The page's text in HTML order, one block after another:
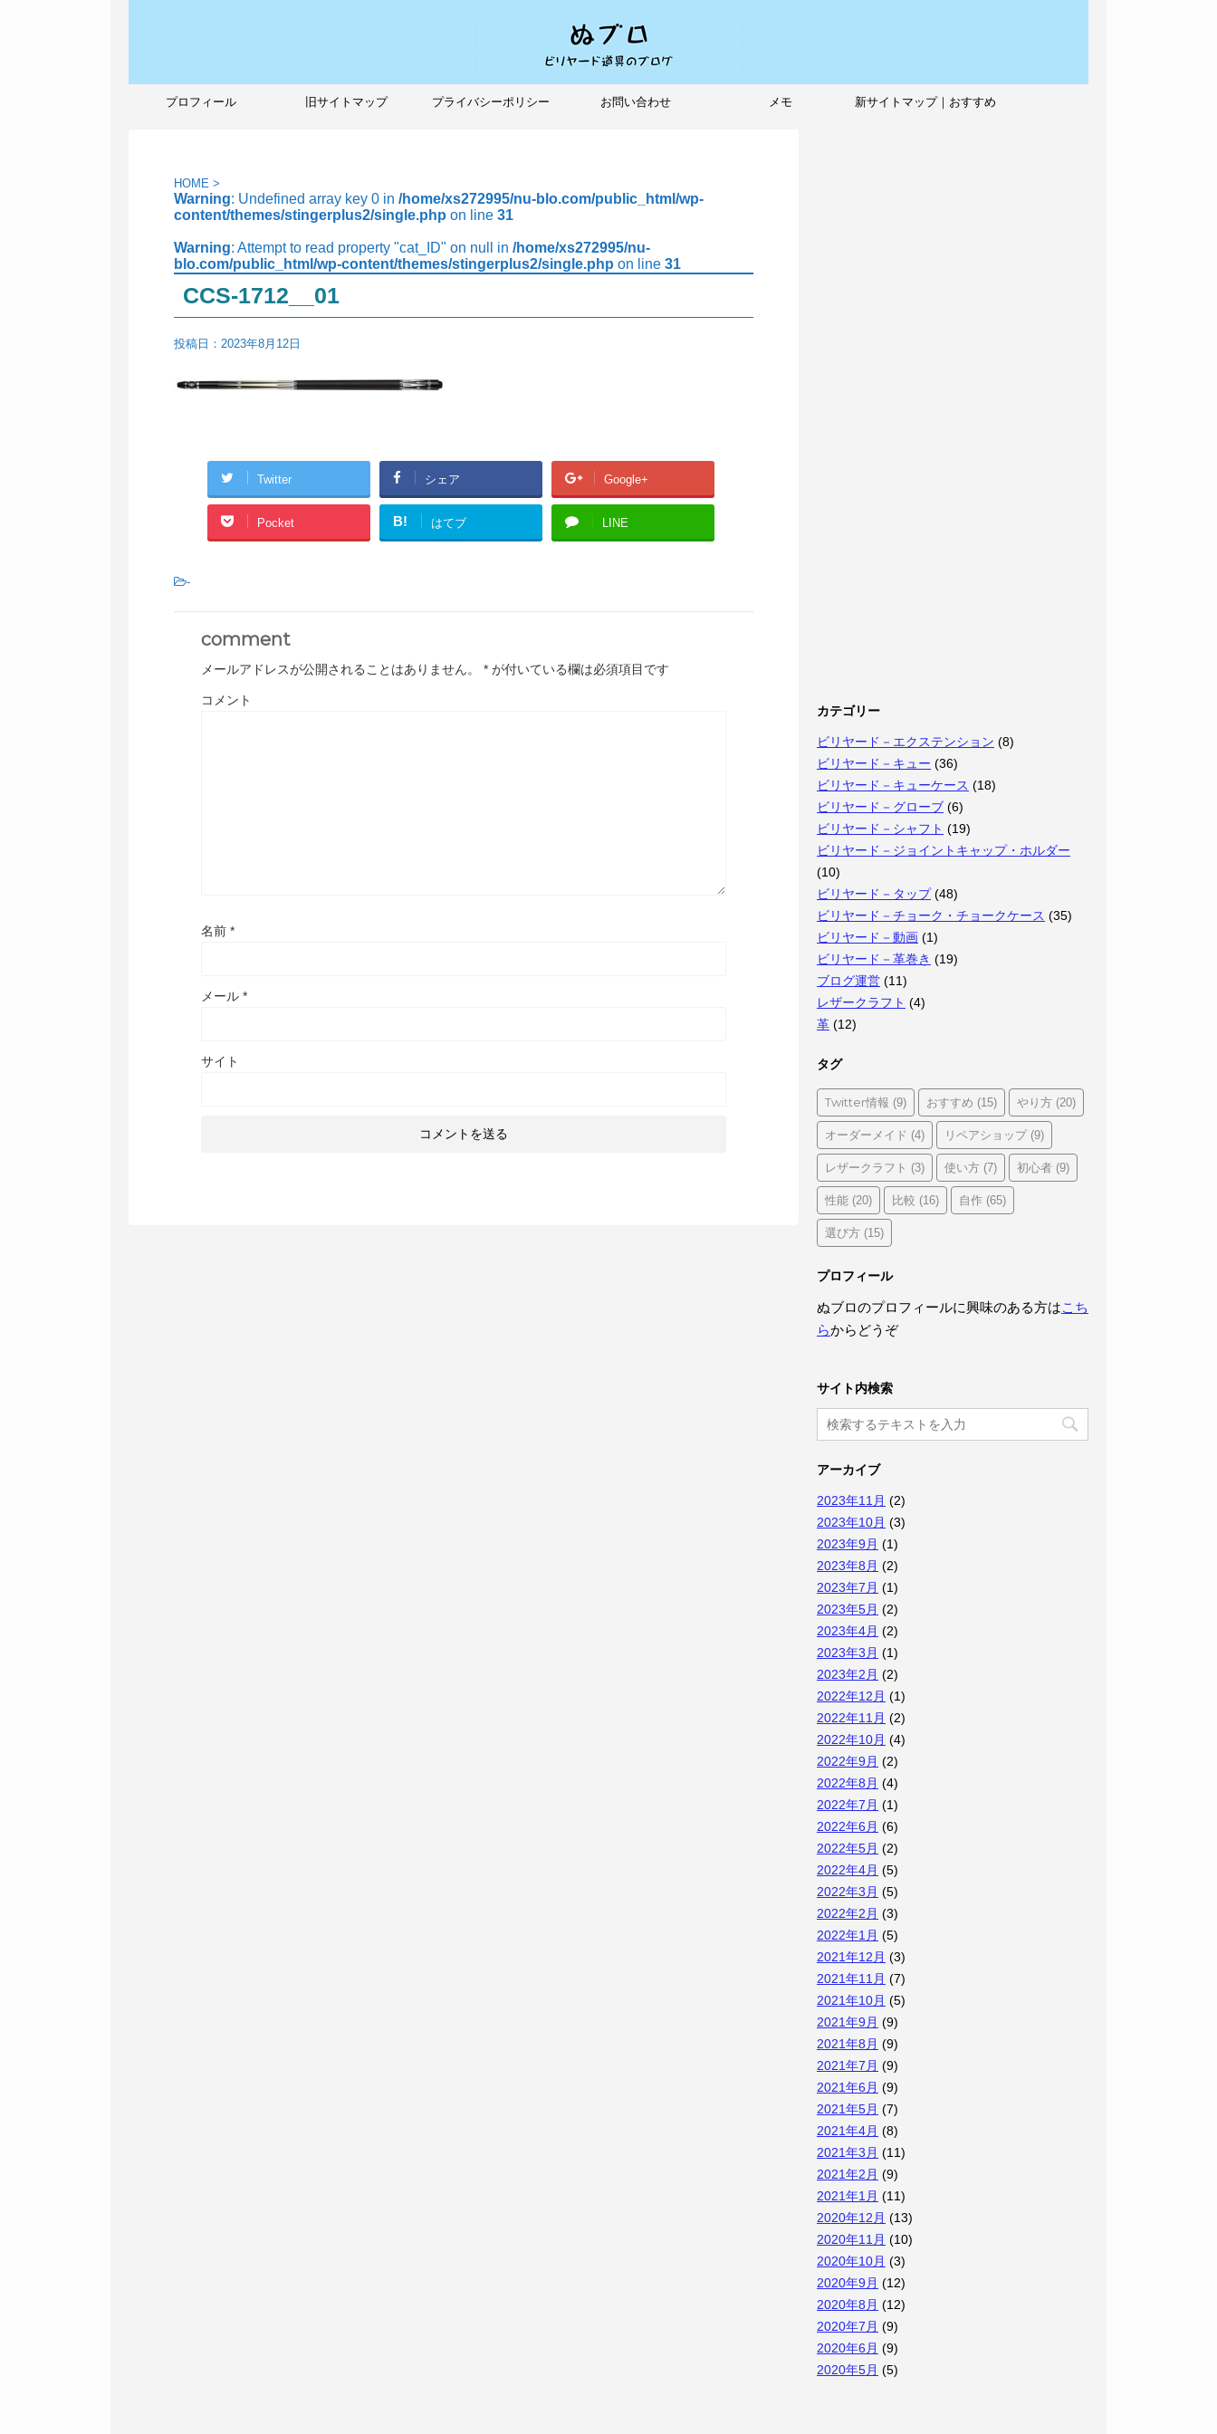
プロフィール 旧サイトマップ プライバシーポリシー お問い合わせ メモ 新サイトマップ｜おすすめ
HOME >
Warning: Undefined array key 0 in /home/xs272995/nu-blo.com/public_html/wp-
content/themes/stingerplus2/single.php on line 31
Warning: Attempt to read property "cat_ID" on null in /home/xs272995/nu-
blo.com/public_html/wp-content/themes/stingerplus2/single.php on line 31
CCS-1712__01
投稿日： 2023年8月12日
Twitter シェア Google+
Pocket B! はてブ LINE
-
comment
メールアドレスが公開されることはありません。 * が付いている欄は必須項目です
コメント
名前 *
メール *
サイト
カテゴリー
ビリヤード－エクステンション (8)
ビリヤード－キュー (36)
ビリヤード－キューケース (18)
ビリヤード－グローブ (6)
ビリヤード－シャフト (19)
ビリヤード－ジョイントキャップ・ホルダー
(10)
ビリヤード－タップ(48)
ビリヤード－チョーク・チョークケース (35)
ビリヤード－動画 (1)
ビリヤード－革巻き (19)
ブログ運営 (11)
レザークラフト (4)
革 (12)
タグ
Twitter情報 (9) おすすめ (15) やり方 (20)
オーダーメイド (4) リペアショップ(9)
レザークラフト (3) 使い方 (7) 初心者 (9)
性能 (20) 比較 (16) 自作 (65)
選び方 (15)
プロフィール
ぬブロのプロフィールに興味のある方はこち
らからどうぞ
サイト内検索
アーカイブ
2023年11月 (2)
2023年10月 (3)
2023年9月 (1)
2023年8月 (2)
2023年7月 (1)
2023年5月 (2)
2023年4月 (2)
2023年3月 (1)
2023年2月 (2)
2022年12月 (1)
2022年11月 (2)
2022年10月 (4)
2022年9月 (2)
2022年8月 (4)
2022年7月 (1)
2022年6月 (6)
2022年5月 (2)
2022年4月 (5)
2022年3月 (5)
2022年2月 (3)
2022年1月 (5)
2021年12月 (3)
2021年11月 (7)
2021年10月 (5)
2021年9月 (9)
2021年8月 (9)
2021年7月 (9)
2021年6月 (9)
2021年5月 (7)
2021年4月 (8)
2021年3月 (11)
2021年2月 (9)
2021年1月 (11)
2020年12月 (13)
2020年11月 (10)
2020年10月 (3)
2020年9月 (12)
2020年8月 (12)
2020年7月 (9)
2020年6月 (9)
2020年5月 (5)